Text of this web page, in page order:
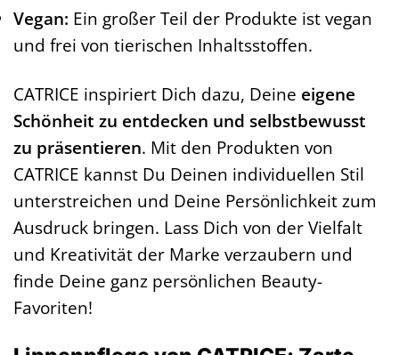
Vegan: Ein großer Teil der Produkte ist vegan
und frei von tierischen Inhaltsstoffen.
CATRICE inspiriert Dich dazu, Deine eigene
Schönheit zu entdecken und selbstbewusst
zu präsentieren. Mit den Produkten von
CATRICE kannst Du Deinen individuellen Stil
unterstreichen und Deine Persönlichkeit zum
Ausdruck bringen. Lass Dich von der Vielfalt
und Kreativität der Marke verzaubern und
finde Deine ganz persönlichen Beauty-
Favoriten!